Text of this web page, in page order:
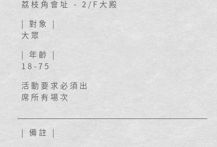
荔枝角會址 - 2/F大殿
| 對象 |
大眾
| 年齡 |
18-75
活動要求必須出
席所有場次
| 備註 |